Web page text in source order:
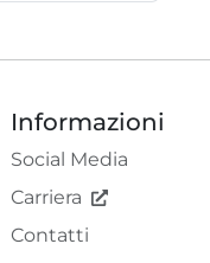
Informazioni
Social Media
Carriera
Contatti